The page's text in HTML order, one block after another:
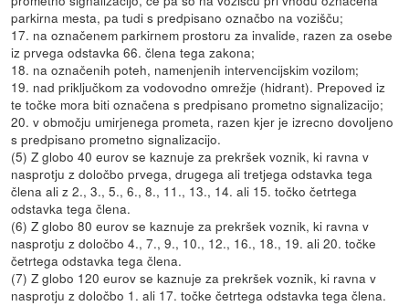
parkirna mesta, pa tudi s predpisano označbo na vozišču;
17. na označenem parkirnem prostoru za invalide, razen za osebe
iz prvega odstavka 66. člena tega zakona;
18. na označenih poteh, namenjenih intervencijskim vozilom;
19. nad priključkom za vodovodno omrežje (hidrant). Prepoved iz
te točke mora biti označena s predpisano prometno signalizacijo;
20. v območju umirjenega prometa, razen kjer je izrecno dovoljeno
s predpisano prometno signalizacijo.
(5) Z globo 40 eurov se kaznuje za prekršek voznik, ki ravna v
nasprotju z določbo prvega, drugega ali tretjega odstavka tega
člena ali z 2., 3., 5., 6., 8., 11., 13., 14. ali 15. točko četrtega
odstavka tega člena.
(6) Z globo 80 eurov se kaznuje za prekršek voznik, ki ravna v
nasprotju z določbo 4., 7., 9., 10., 12., 16., 18., 19. ali 20. točke
četrtega odstavka tega člena.
(7) Z globo 120 eurov se kaznuje za prekršek voznik, ki ravna v
nasprotju z določbo 1. ali 17. točke četrtega odstavka tega člena.